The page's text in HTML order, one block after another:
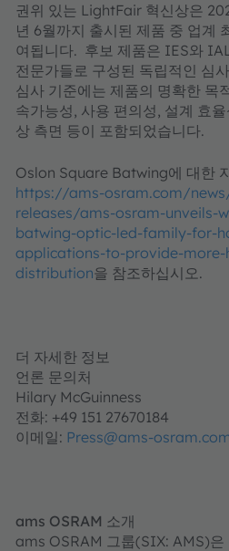
권위 있는 LightFair 혁신상은
년 6월까지 출시된 제품 중 업계
여됩니다. 후보 제품은 IES와
전문가들로 구성된 독립적인 심
심사 기준에는 제품의 명확한 목
속가능성, 사용 편의성, 설계 효
상 측면 등이 포함되었습니다.
Oslon Square Batwing에 대한
https://ams-osram.com/
releases/ams-osram-unveils-
batwing-optic-led-family-for-
applications-to-provide-
distribution을 참조하십시오.
더 자세한 정보
언론 문의처
Hilary McGuinness
전화: +49 151 27670184
이메일: Press@ams-
ams OSRAM 소개
ams OSRAM 그룹(SIX: AMS)은